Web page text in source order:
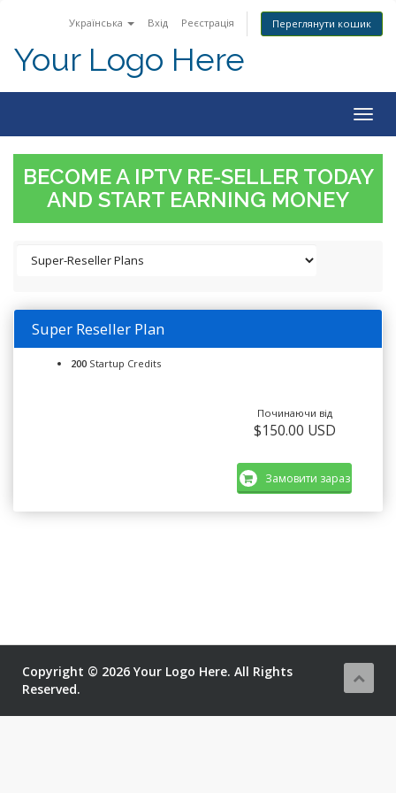
Українська Вхід Реєстрація Переглянути кошик
Your Logo Here
BECOME A IPTV RE-SELLER TODAY
AND START EARNING MONEY
Super Reseller Plan
200 Startup Credits
Починаючи від
$150.00 USD
Замовити зараз
Copyright © 2026 Your Logo Here. All Rights
Reserved.